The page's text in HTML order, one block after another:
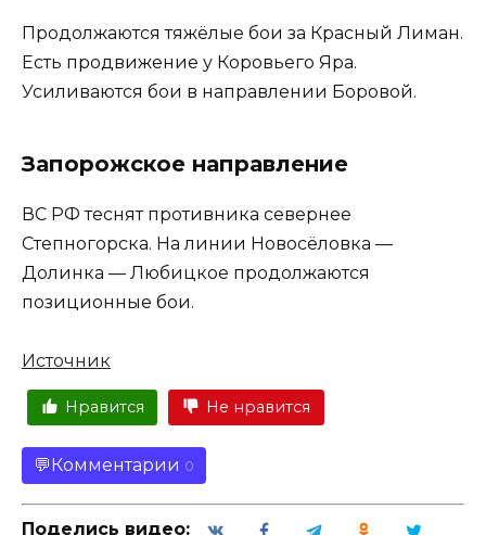
Продолжаются тяжёлые бои за Красный Лиман.
Есть продвижение у Коровьего Яра.
Усиливаются бои в направлении Боровой.
Запорожское направление
ВС РФ теснят противника севернее
Степногорска. На линии Новосёловка —
Долинка — Любицкое продолжаются
позиционные бои.
Источник
Нравится Не нравится
Комментарии 0
Поделись видео: